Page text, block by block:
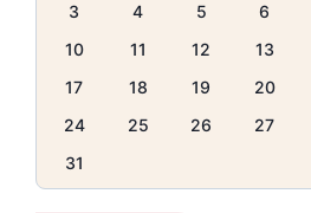
3
4 5 6
10
11 12 13
17
18 19 20
24
25 26 27
31